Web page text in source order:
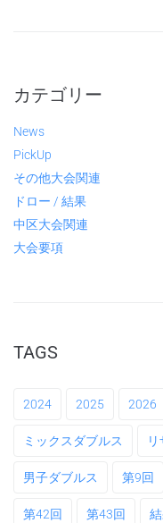
カテゴリー
News
PickUp
その他大会関連
ドロー / 結果
中区大会関連
大会要項
TAGS
2024 2025 2026
ミックスダブルス
男子ダブルス 第9回
第42回 第43回